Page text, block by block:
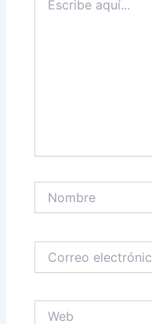
aquí...
electrónico